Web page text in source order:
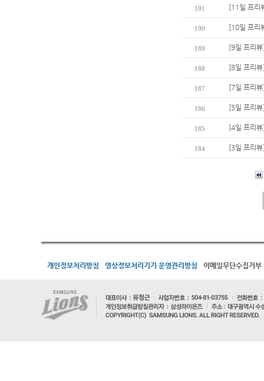
191 [11일 프리
190 [10일 프리
189 [9일 프리
188 [8일 프리
187 [7일 프리
186 [5일 프리
185 [4일 프리
184 [3일 프리
개인정보처리방침 영상정보처리기기 운영관리방침 이메일무단수집거부